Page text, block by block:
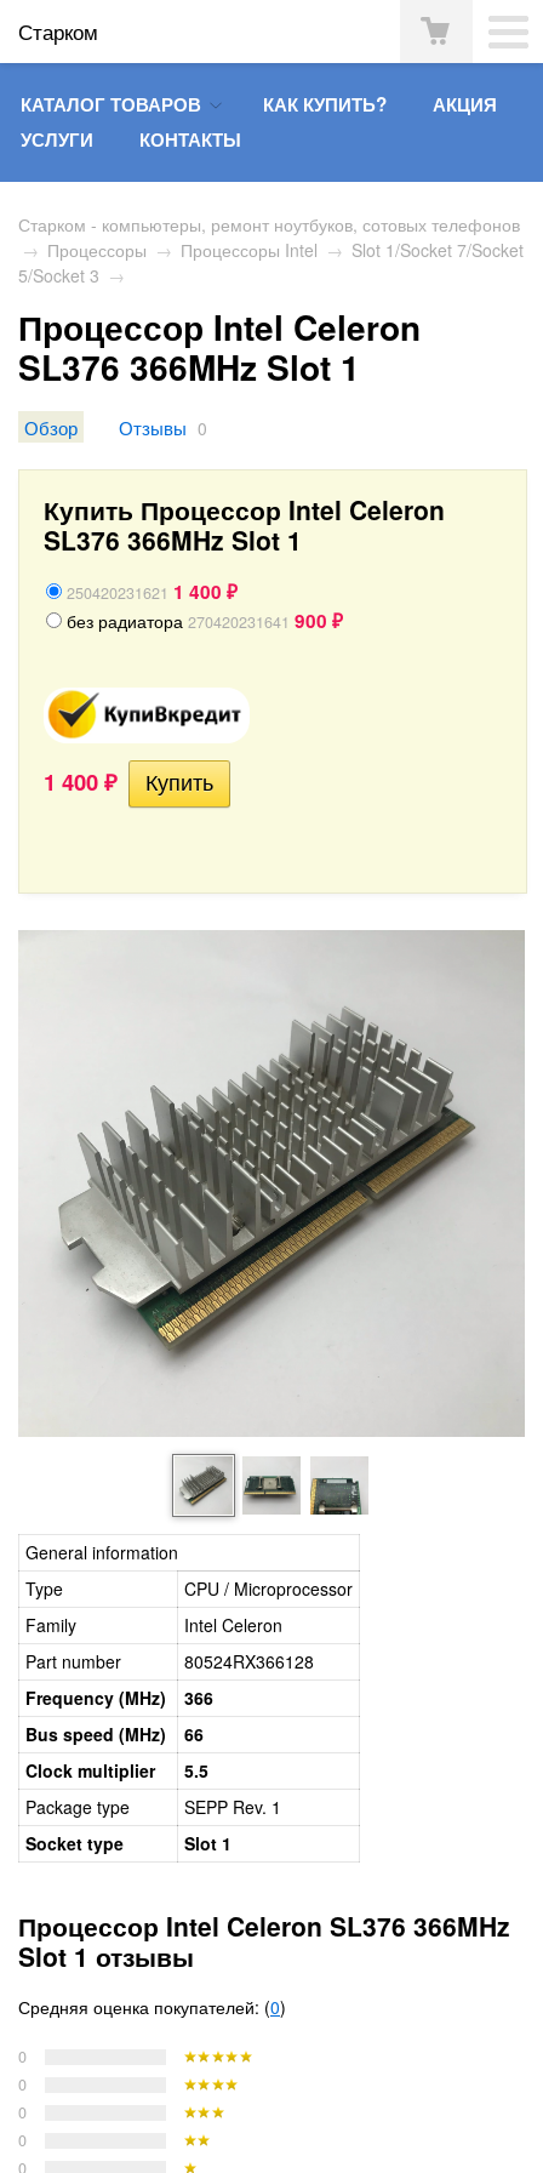
Старком
КАТАЛОГ ТОВАРОВ КАК КУПИТЬ?
АКЦИЯ
УСЛУГИ
КОНТАКТЫ
Старком - компьютеры, ремонт ноутбуков, сотовых телефонов
→ Процессоры → Процессоры Intel → Slot 1/Socket 7/Socket
5/Socket 3 →
Процессор Intel Celeron
SL376 366MHz Slot 1
Обзор Отзывы 0
Купить Процессор Intel Celeron
SL376 366MHz Slot 1
250420231621 1 400 ₽
без радиатора 270420231641 900 ₽
1 400 ₽
General information
Type
CPU / Microprocessor
Family
Intel Celeron
Part number
80524RX366128
Frequency (MHz)
366
Bus speed (MHz)
66
Clock multiplier
5.5
Package type
SEPP Rev. 1
Socket type
Slot 1
Процессор Intel Celeron SL376 366MHz
Slot 1 отзывы
Средняя оценка покупателей: (0)
0
0
0
0
0